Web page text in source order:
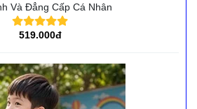
Và Đẳng Cấp Cá Nhân
519.000đ